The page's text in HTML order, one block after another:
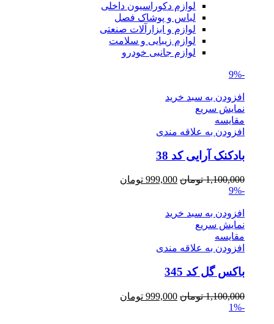
لوازم دکوراسیون داخلی
لباس و پوشاک فصل
لوازم و ابزارآلات صنعتی
لوازم زیبایی و سلامت
لوازم جانبی خودرو
-9%
افزودن به سبد خرید
نمایش سریع
مقايسه
افزودن به علاقه مندی
بادکنک آرایی کد 38
1,100,000 تومان Original
1,100,000 تومان.
999,000 تومان
-9%
افزودن به سبد خرید
نمایش سریع
مقايسه
افزودن به علاقه مندی
باکس گل کد 345
1,100,000 تومان Original
999,000 تومان
-1%